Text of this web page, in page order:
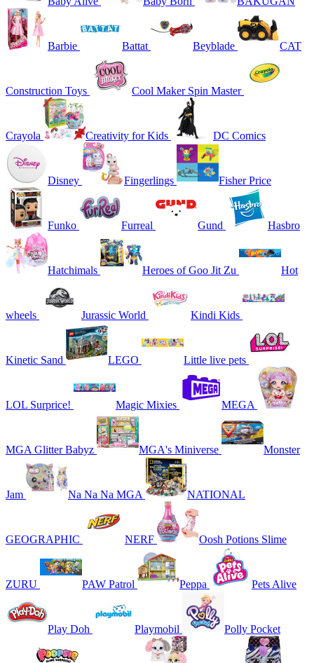
Barbie Battat Beyblade CAT
Construction Toys Cool Maker Spin Master
Crayola Creativity for Kids DC Comics
Disney Fingerlings Fisher Price
Funko Furreal Gund Hasbro
Hatchimals Heroes of Goo Jit Zu Hot
wheels Jurassic World Kindi Kids
Kinetic Sand LEGO Little live pets
LOL Surprice! Magic Mixies MEGA
MGA Glitter Babyz MGA's Miniverse Monster
Jam Na Na Na MGA NATIONAL
GEOGRAPHIC NERF Oosh Potions Slime
ZURU PAW Patrol Peppa Pets Alive
Play Doh Playmobil Polly Pocket